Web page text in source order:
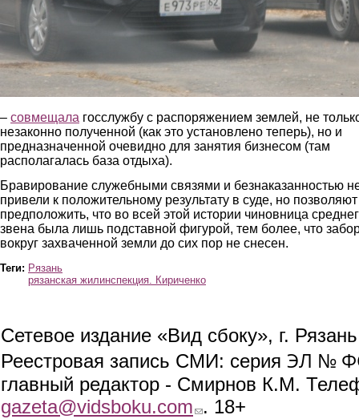
– совмещала госслужбу с распоряжением землей, не
незаконно полученной (как это установлено теперь), но и
предназначенной очевидно для занятия бизнесом (там
располагалась база отдыха).
Бравирование служебными связями и безнаказанностью
привели к положительному результату в суде, но позволяют
предположить, что во всей этой истории чиновница
звена была лишь подставной фигурой, тем более, что
вокруг захваченной земли до сих пор не снесен.
Теги: Рязань
рязанская жилинспекция. Кириченко
Сетевое издание «Вид сбоку», г.
Реестровая запись СМИ: серия ЭЛ №
главный редактор - Смирнов К.М.
gazeta@vidsboku.com (link sends e-mail)
. 18+